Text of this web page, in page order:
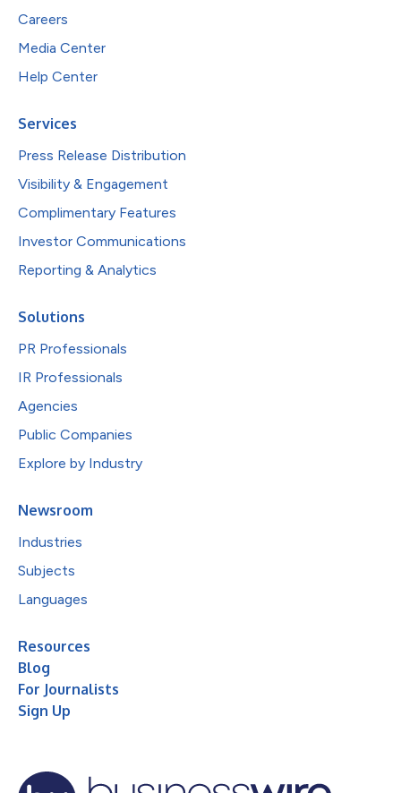
Careers
Media Center
Help Center
Services
Press Release Distribution
Visibility & Engagement
Complimentary Features
Investor Communications
Reporting & Analytics
Solutions
PR Professionals
IR Professionals
Agencies
Public Companies
Explore by Industry
Newsroom
Industries
Subjects
Languages
Resources
Blog
For Journalists
Sign Up